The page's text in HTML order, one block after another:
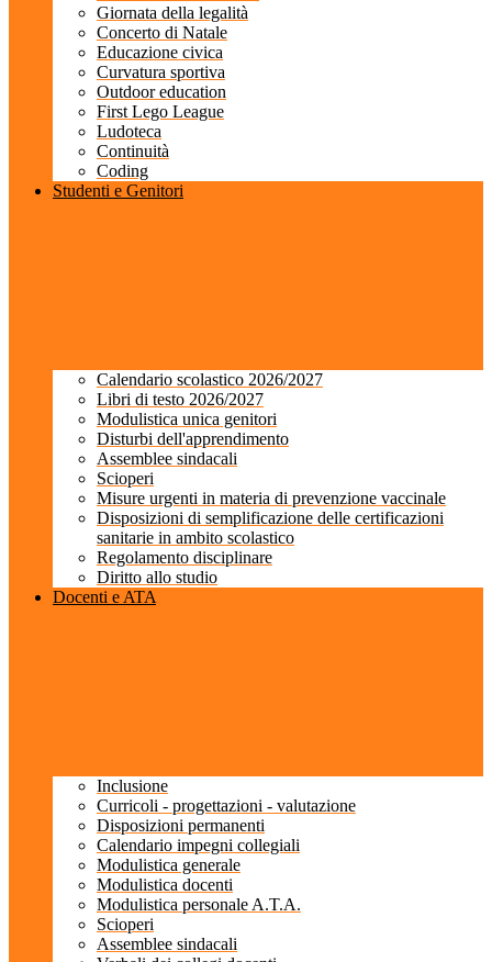
Giornata della legalità
Concerto di Natale
Educazione civica
Curvatura sportiva
Outdoor education
First Lego League
Ludoteca
Continuità
Coding
Studenti e Genitori
Calendario scolastico 2026/2027
Libri di testo 2026/2027
Modulistica unica genitori
Disturbi dell'apprendimento
Assemblee sindacali
Scioperi
Misure urgenti in materia di prevenzione vaccinale
Disposizioni di semplificazione delle certificazioni
sanitarie in ambito scolastico
Regolamento disciplinare
Diritto allo studio
Docenti e ATA
Inclusione
Curricoli - progettazioni - valutazione
Disposizioni permanenti
Calendario impegni collegiali
Modulistica generale
Modulistica docenti
Modulistica personale A.T.A.
Scioperi
Assemblee sindacali